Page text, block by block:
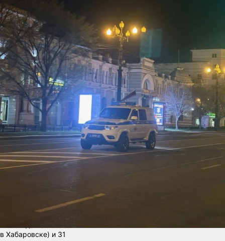
Среди происшествий
зафиксированы одно
столкновение, одно
опрокидывание, наезд
на лицо, использующее
СИМ, а также съезд
с дороги, в котором
пострадали 4 человека.
В рамках
профилактических
мероприятий инспекторы
выявили 386 нарушений
ПДД за отчётный период.
В частности, было
зафиксировано 18
случаев управления ТС
в состоянии опьянения (7
— в Хабаровске), 41
пешеходов на переходах
факта нарушения правил
перехода со стороны
в Хабаровске) и 31